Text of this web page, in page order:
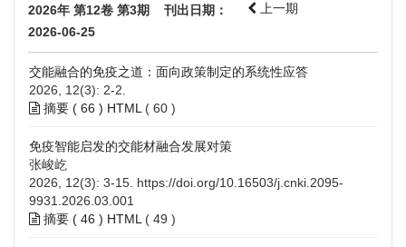
2026年 第12卷 第3期 刊出日期：
2026-06-25
上一期
交能融合的免疫之道：面向政策制定的系统性应答
2026, 12(3): 2-2.
摘要 ( 66 ) HTML ( 60 )
免疫智能启发的交能材融合发展对策
张峻屹
2026, 12(3): 3-15. https://doi.org/10.16503/j.cnki.2095-
9931.2026.03.001
摘要 ( 46 ) HTML ( 49 )